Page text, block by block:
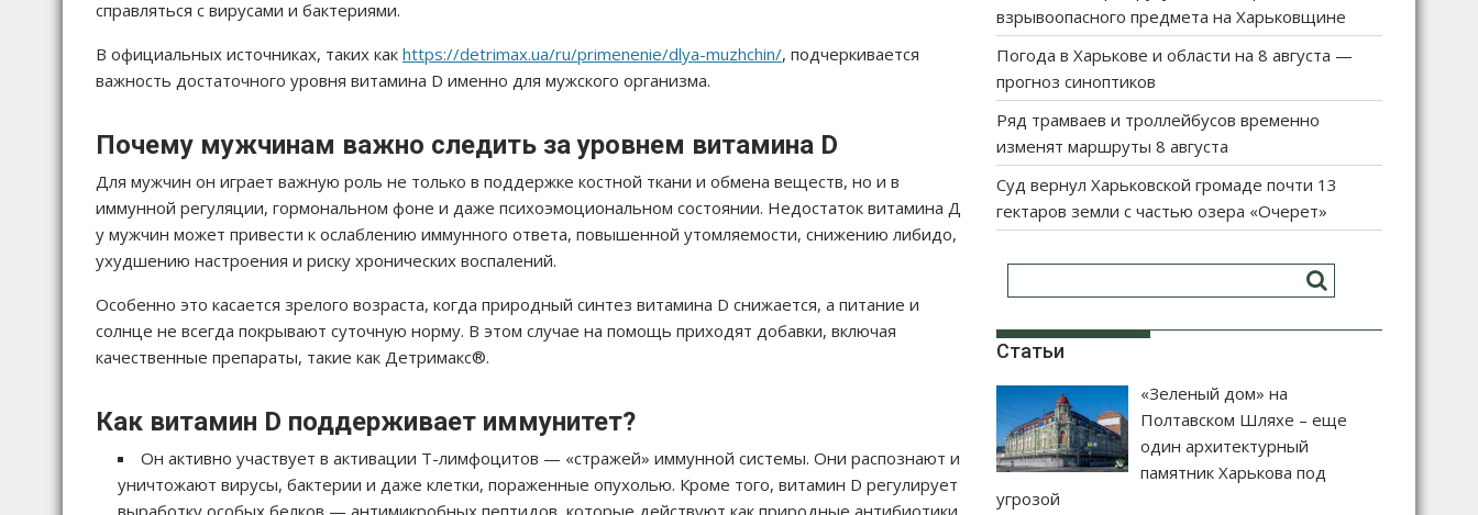
справляться с вирусами и бактериями.
В официальных источниках, таких как https://detrimax.ua/ru/primenenie/dlya-muzhchin/, подчеркивается
важность достаточного уровня витамина D именно для мужского организма.
Почему мужчинам важно следить за уровнем витамина D
Для мужчин он играет важную роль не только в поддержке костной ткани и обмена веществ, но и в
иммунной регуляции, гормональном фоне и даже психоэмоциональном состоянии. Недостаток витамина Д
у мужчин может привести к ослаблению иммунного ответа, повышенной утомляемости, снижению либидо,
ухудшению настроения и риску хронических воспалений.
Особенно это касается зрелого возраста, когда природный синтез витамина D снижается, а питание и
солнце не всегда покрывают суточную норму. В этом случае на помощь приходят добавки, включая
качественные препараты, такие как Детримакс®.
Как витамин D поддерживает иммунитет?
Он активно участвует в активации T-лимфоцитов — «стражей» иммунной системы. Они распознают и
уничтожают вирусы, бактерии и даже клетки, пораженные опухолью. Кроме того, витамин D регулирует
выработку особых белков — антимикробных пептидов, которые действуют как природные антибиотики.
взрывоопасного предмета на Харьковщине
Погода в Харькове и области на 8 августа —
прогноз синоптиков
Ряд трамваев и троллейбусов временно
изменят маршруты 8 августа
Суд вернул Харьковской громаде почти 13
гектаров земли с частью озера «Очерет»
Статьи
«Зеленый дом» на
Полтавском Шляхе – еще
один архитектурный
памятник Харькова под
угрозой